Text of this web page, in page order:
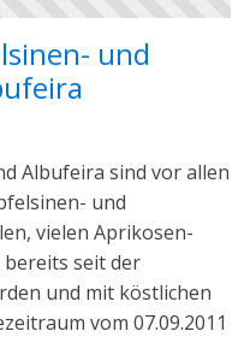
und
Albufeira sind vor allen
und
vielen Aprikosen-
seit der
und mit köstlichen
vom 07.09.2011